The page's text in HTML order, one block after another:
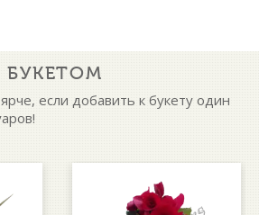
если добавить к букету один